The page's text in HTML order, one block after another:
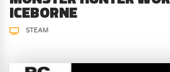
ICEBORNE
STEAM